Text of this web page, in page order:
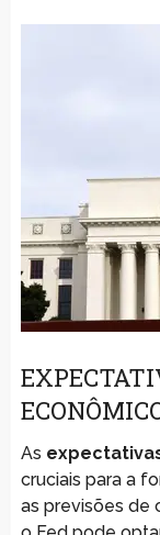
As
cruciais para a
as previsões de